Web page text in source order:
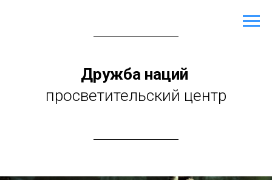
Дружба наций
просветительский центр